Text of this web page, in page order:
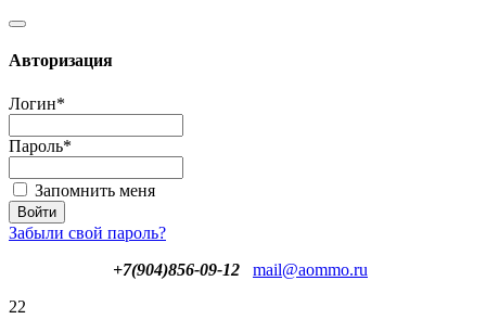
Авторизация
Логин*
Пароль*
Запомнить меня
Забыли свой пароль?
+7(904)856-09-12
mail@aommo.ru
22